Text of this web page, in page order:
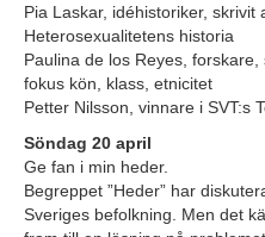
Pia Laskar, idéhistoriker, skrivit
Heterosexualitetens historia
Paulina de los Reyes,
fokus kön, klass, etnicitet
Petter Nilsson, vinnare i SVT:s
Söndag 20 april
Ge fan i min heder.
Begreppet ”Heder” har
Sveriges befolkning. Men det